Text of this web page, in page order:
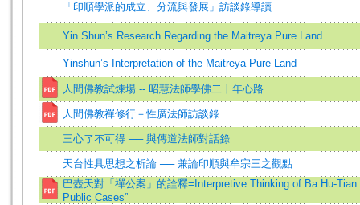
「印順學派的成立、分流與發展」訪談錄導讀
Yin Shun’s Research Regarding the Maitreya Pure Land
Yinshun’s Interpretation of the Maitreya Pure Land
人間佛教試煉場 -- 昭慧法師學佛二十年心路
人間佛教禪修行－性廣法師訪談錄
三心了不可得 ── 與傳道法師對話錄
天台性具思想之析論 ── 兼論印順與牟宗三之觀點
巴壺天對「禪公案」的詮釋=Interpretive Thinking of Ba Hu-Tian
Public Cases”